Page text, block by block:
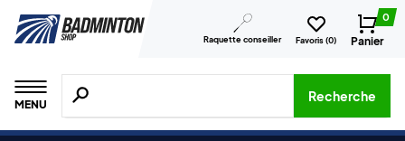
Raquette conseiller Favoris (0)
0
Panier
MENU
Recherche de produits, de marques, etc.
Recherche